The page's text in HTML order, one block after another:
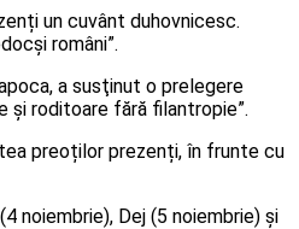
un cuvânt duhovnicesc.
români”.
a susţinut o prelegere
și roditoare fără filantropie”.
preoților prezenți, în frunte cu
noiembrie), Dej (5 noiembrie) și